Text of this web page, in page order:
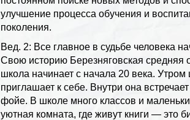
улучшение процесса обучения и
поколения.
Вед. 2: Все главное в судьбе человека
Свою историю Березняговская средняя
школа начинает с начала 20 века.
приглашает к себе. Внутри она
фойе. В школе много классов и
уютная комната, где живут книги — это